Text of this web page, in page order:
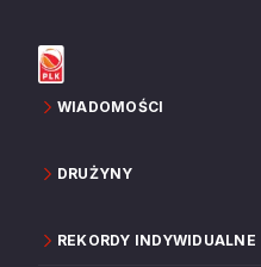
WIADOMOŚCI
DRUŻYNY
REKORDY INDYWIDUALNE